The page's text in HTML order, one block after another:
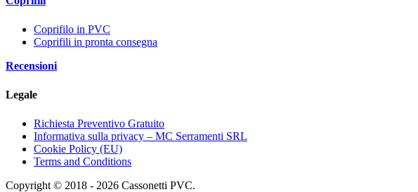
Coprifilo in PVC
Coprifili in pronta consegna
Recensioni
Legale
Richiesta Preventivo Gratuito
Informativa sulla privacy – MC Serramenti SRL
Cookie Policy (EU)
Terms and Conditions
Copyright © 2018 - 2026 Cassonetti PVC.